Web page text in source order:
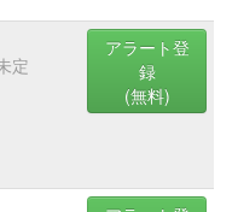
定
アラート登
録
(無料)